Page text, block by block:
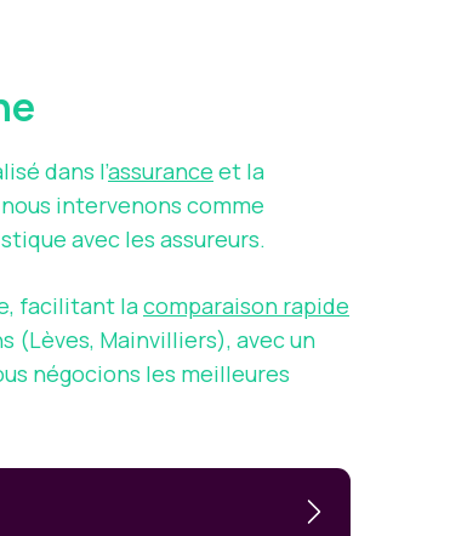
dans l’assurance et la
nous intervenons comme
avec les assureurs.
facilitant lacomparaison rapide
(Lèves, Mainvilliers), avec un
négocions les meilleures